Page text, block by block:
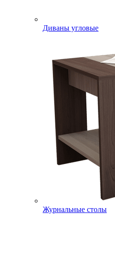
Диваны угловые
Журнальные столы